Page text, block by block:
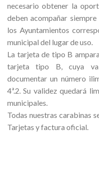
necesario obtener la
deben acompañar
los Ayuntamientos
municipal del lugar de uso.
La tarjeta de tipo B
tarjeta tipo B, cuya
documentar un número
4ª.2. Su validez quedará
municipales.
Todas nuestras carabinas
Tarjetas y factura oficial.